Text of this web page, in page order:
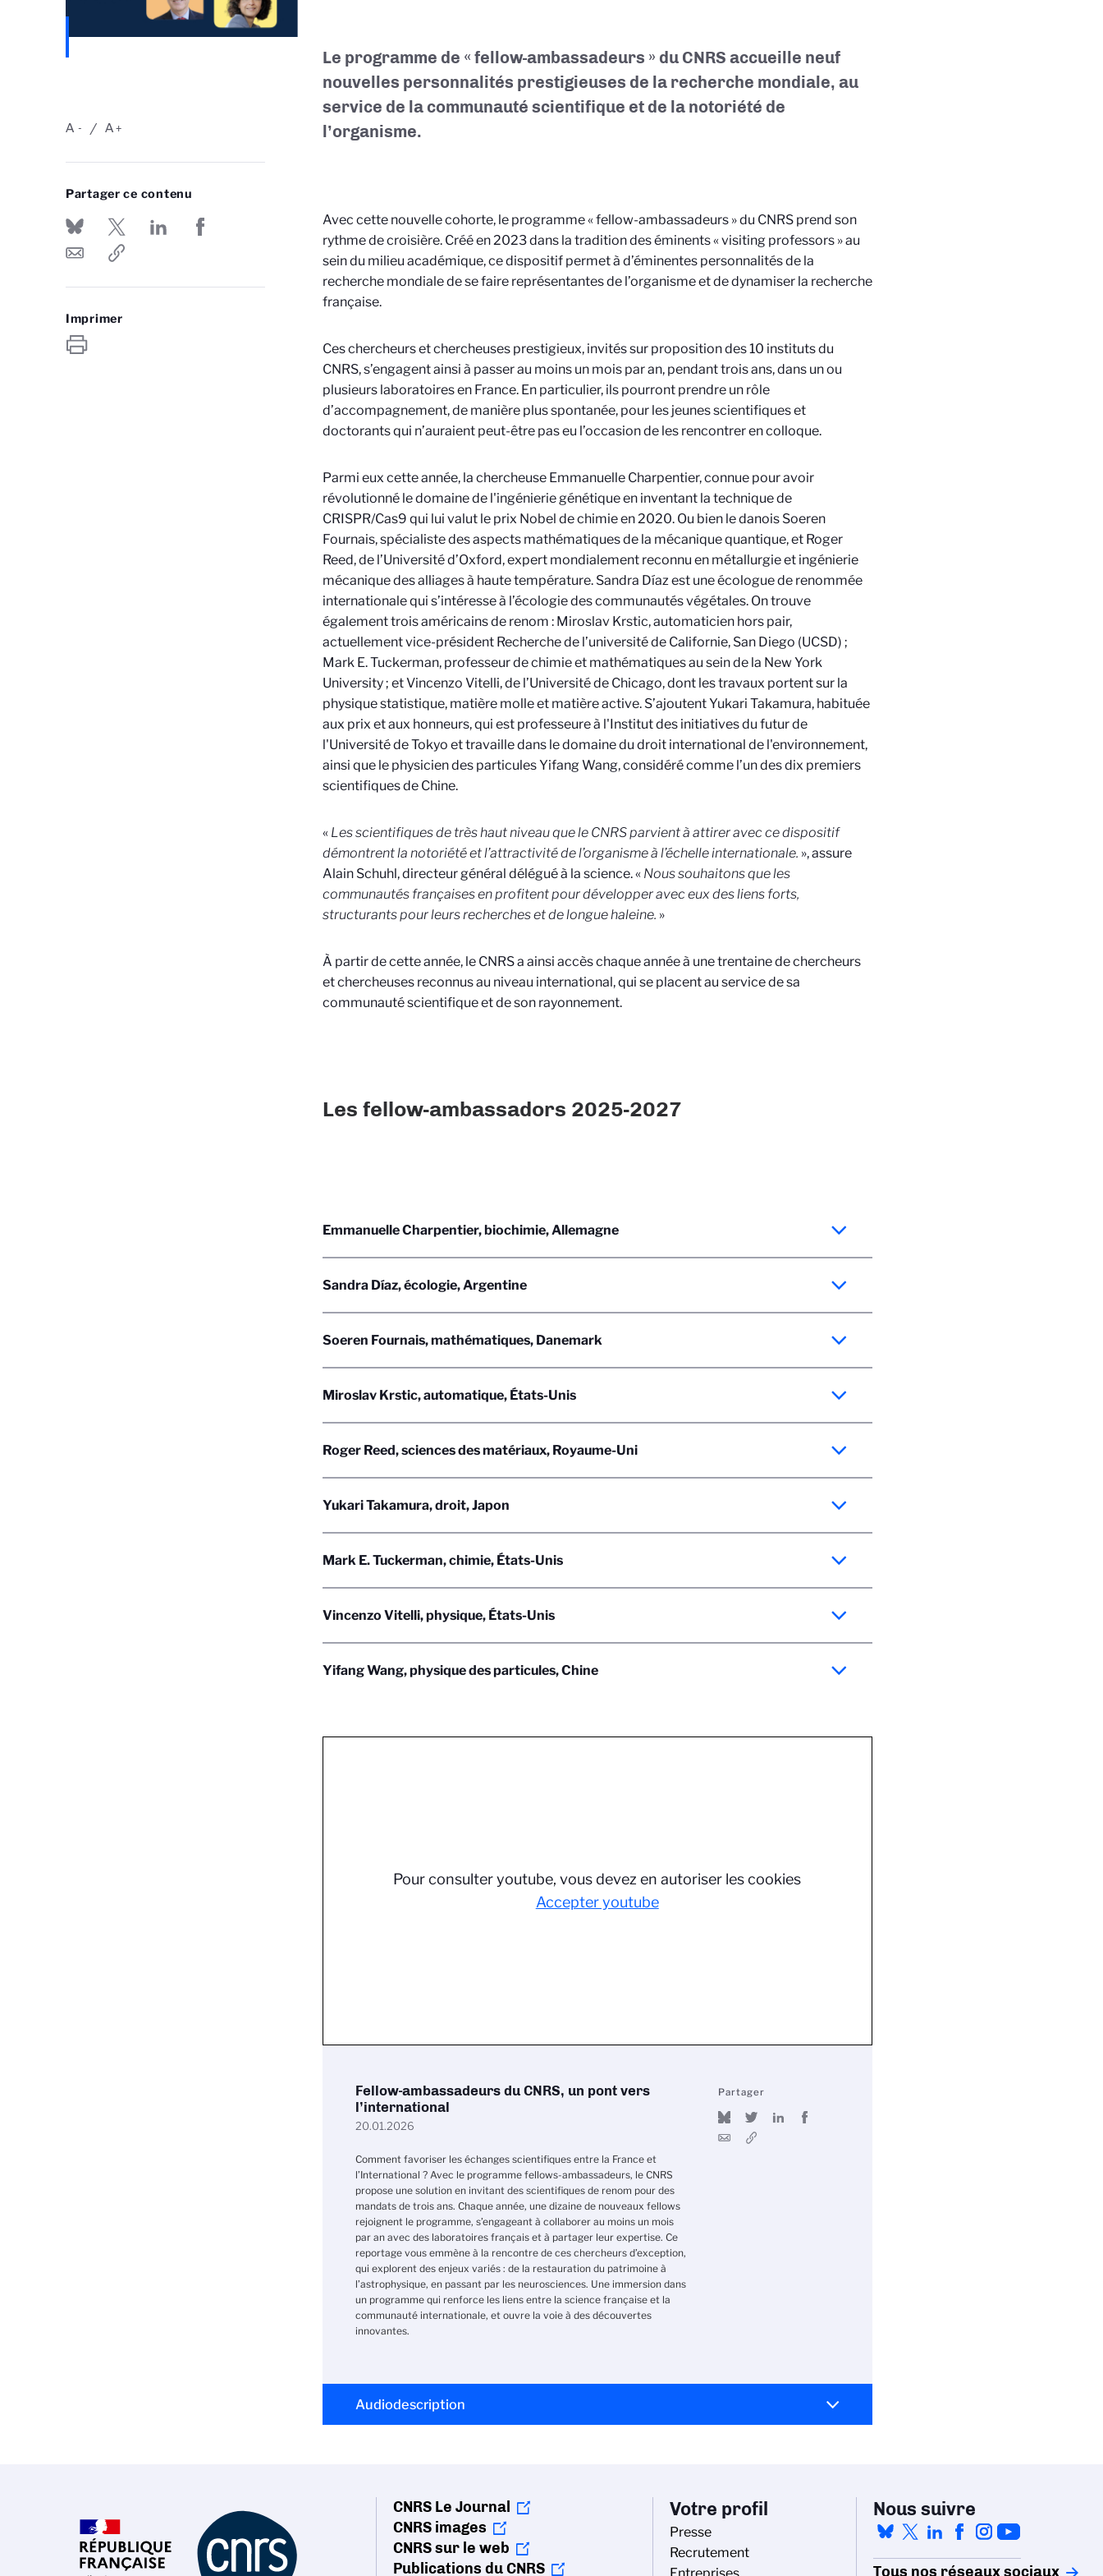
-
A +
A
Partager ce contenu
Imprimer
Le programme de « fellow-ambassadeurs » du CNRS accueille neuf
nouvelles personnalités prestigieuses de la recherche mondiale, au
service de la communauté scientifique et de la notoriété de
l’organisme.
Avec cette nouvelle cohorte, le programme « fellow-ambassadeurs » du CNRS prend son
rythme de croisière. Créé en 2023 dans la tradition des éminents « visiting professors » au
sein du milieu académique, ce dispositif permet à d’éminentes personnalités de la
recherche mondiale de se faire représentantes de l’organisme et de dynamiser la recherche
française.
Ces chercheurs et chercheuses prestigieux, invités sur proposition des 10 instituts du
CNRS, s’engagent ainsi à passer au moins un mois par an, pendant trois ans, dans un ou
plusieurs laboratoires en France. En particulier, ils pourront prendre un rôle
d’accompagnement, de manière plus spontanée, pour les jeunes scientifiques et
doctorants qui n’auraient peut-être pas eu l’occasion de les rencontrer en colloque.
Parmi eux cette année, la chercheuse Emmanuelle Charpentier, connue pour avoir
révolutionné le domaine de l'ingénierie génétique en inventant la technique de
CRISPR/Cas9 qui lui valut le prix Nobel de chimie en 2020. Ou bien le danois Soeren
Fournais, spécialiste des aspects mathématiques de la mécanique quantique, et Roger
Reed, de l’Université d’Oxford, expert mondialement reconnu en métallurgie et ingénierie
mécanique des alliages à haute température. Sandra Díaz est une écologue de renommée
internationale qui s’intéresse à l’écologie des communautés végétales. On trouve
également trois américains de renom : Miroslav Krstic, automaticien hors pair,
actuellement vice-président Recherche de l’université de Californie, San Diego (UCSD) ;
Mark E. Tuckerman, professeur de chimie et mathématiques au sein de la New York
University ; et Vincenzo Vitelli, de l’Université de Chicago, dont les travaux portent sur la
physique statistique, matière molle et matière active. S’ajoutent Yukari Takamura, habituée
aux prix et aux honneurs, qui est professeure à l'Institut des initiatives du futur de
l'Université de Tokyo et travaille dans le domaine du droit international de l'environnement,
ainsi que le physicien des particules Yifang Wang, considéré comme l’un des dix premiers
scientifiques de Chine.
« Les scientifiques de très haut niveau que le CNRS parvient à attirer avec ce dispositif
démontrent la notoriété et l’attractivité de l’organisme à l’échelle internationale. », assure
Alain Schuhl, directeur général délégué à la science. « Nous souhaitons que les
communautés françaises en profitent pour développer avec eux des liens forts,
structurants pour leurs recherches et de longue haleine. »
À partir de cette année, le CNRS a ainsi accès chaque année à une trentaine de chercheurs
et chercheuses reconnus au niveau international, qui se placent au service de sa
communauté scientifique et de son rayonnement.
Les fellow-ambassadors 2025-2027
Emmanuelle Charpentier, biochimie, Allemagne
Sandra Díaz, écologie, Argentine
Soeren Fournais, mathématiques, Danemark
Miroslav Krstic, automatique, États-Unis
Roger Reed, sciences des matériaux, Royaume-Uni
Yukari Takamura, droit, Japon
Mark E. Tuckerman, chimie, États-Unis
Vincenzo Vitelli, physique, États-Unis
Yifang Wang, physique des particules, Chine
Pour consulter youtube, vous devez en autoriser les cookies
Accepter youtube
Fellow-ambassadeurs du CNRS, un pont vers
l’international
20.01.2026
Comment favoriser les échanges scientifiques entre la France et
l’International ? Avec le programme fellows-ambassadeurs, le CNRS
propose une solution en invitant des scientifiques de renom pour des
mandats de trois ans. Chaque année, une dizaine de nouveaux fellows
rejoignent le programme, s’engageant à collaborer au moins un mois
par an avec des laboratoires français et à partager leur expertise. Ce
reportage vous emmène à la rencontre de ces chercheurs d’exception,
qui explorent des enjeux variés : de la restauration du patrimoine à
l’astrophysique, en passant par les neurosciences. Une immersion dans
un programme qui renforce les liens entre la science française et la
communauté internationale, et ouvre la voie à des découvertes
innovantes.
Partager
Audiodescription
CNRS Le Journal
CNRS images
CNRS sur le web
Publications du CNRS
Votre profil
Presse
Recrutement
Nous suivre
Tous nos réseaux sociaux